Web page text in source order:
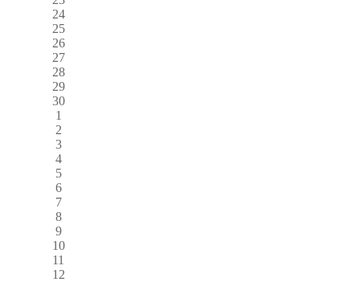
24
25
26
27
28
29
30
1
2
3
4
5
6
7
8
9
10
11
12